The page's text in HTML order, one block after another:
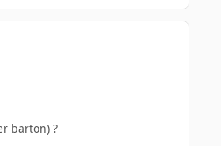
barton) ?